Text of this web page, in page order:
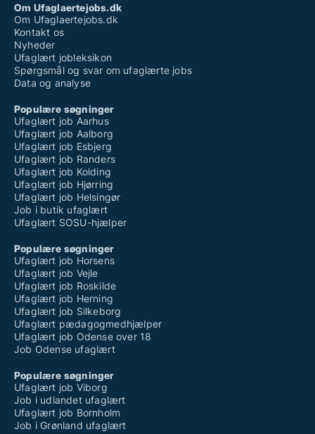
Om Ufaglaertejobs.dk
Om Ufaglaertejobs.dk
Kontakt os
Nyheder
Ufaglært jobleksikon
Spørgsmål og svar om ufaglærte jobs
Data og analyse
Populære søgninger
Ufaglært job Aarhus
Ufaglært job Aalborg
Ufaglært job Esbjerg
Ufaglært job Randers
Ufaglært job Kolding
Ufaglært job Hjørring
Ufaglært job Helsingør
Job i butik ufaglært
Ufaglært SOSU-hjælper
Populære søgninger
Ufaglært job Horsens
Ufaglært job Vejle
Ufaglært job Roskilde
Ufaglært job Herning
Ufaglært job Silkeborg
Ufaglært pædagogmedhjælper
Ufaglært job Odense over 18
Job Odense ufaglært
Populære søgninger
Ufaglært job Viborg
Job i udlandet ufaglært
Ufaglært job Bornholm
Job i Grønland ufaglært